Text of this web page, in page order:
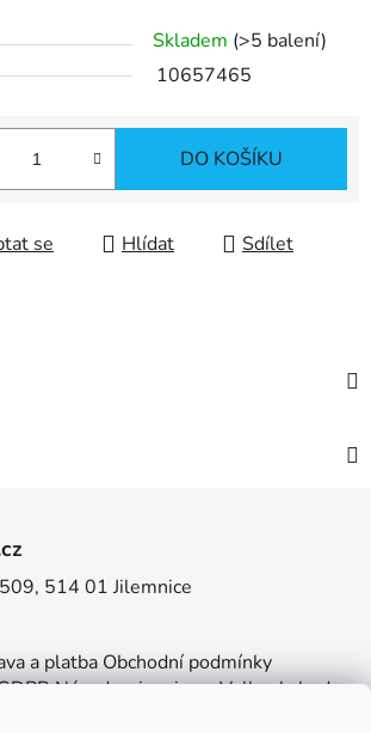
Skladem (>5 balení)
10657465
DO KOŠÍKU
se Hlídat Sdílet
514 01 Jilemnice
a platba Obchodní podmínky
Návody a inspiraceVelkoobchod